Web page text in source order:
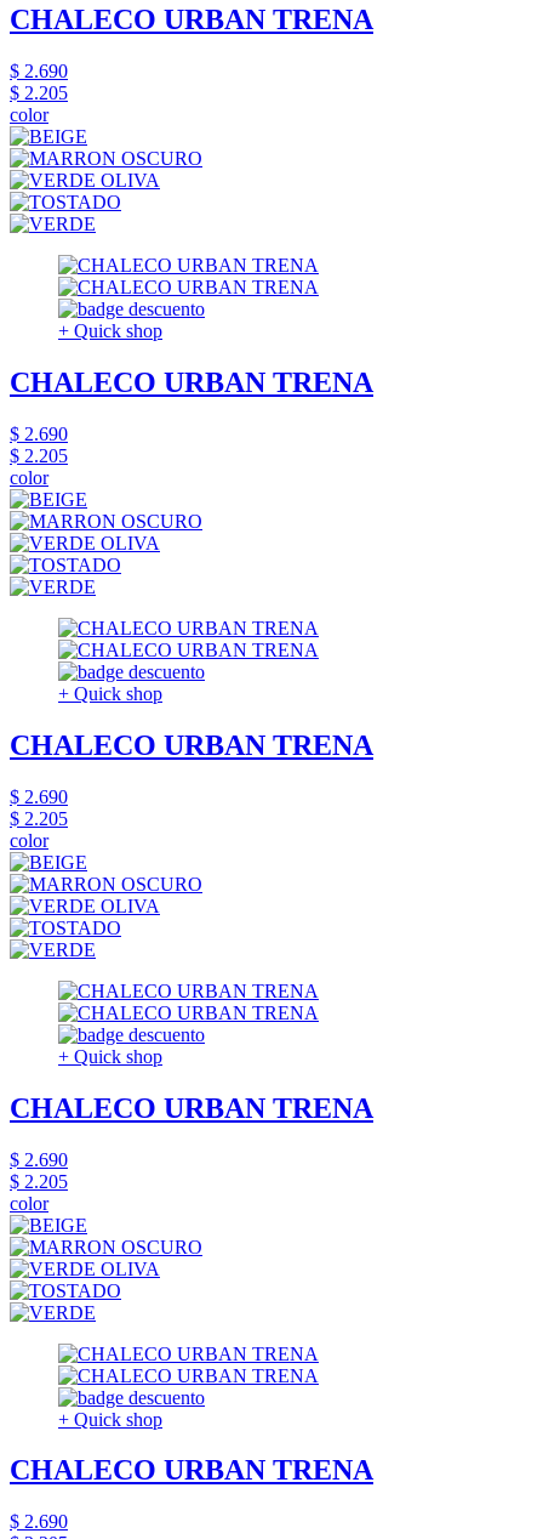
CHALECO URBAN TRENA
$ 2.690
$ 2.205
color
+ Quick shop
CHALECO URBAN TRENA
$ 2.690
$ 2.205
color
+ Quick shop
CHALECO URBAN TRENA
$ 2.690
$ 2.205
color
+ Quick shop
CHALECO URBAN TRENA
$ 2.690
$ 2.205
color
+ Quick shop
CHALECO URBAN TRENA
$ 2.690